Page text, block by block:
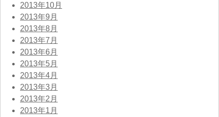
2013年10月
2013年9月
2013年8月
2013年7月
2013年6月
2013年5月
2013年4月
2013年3月
2013年2月
2013年1月